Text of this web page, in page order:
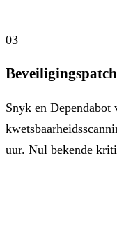
03
Snyk en Dependabot
uur. Nul bekende